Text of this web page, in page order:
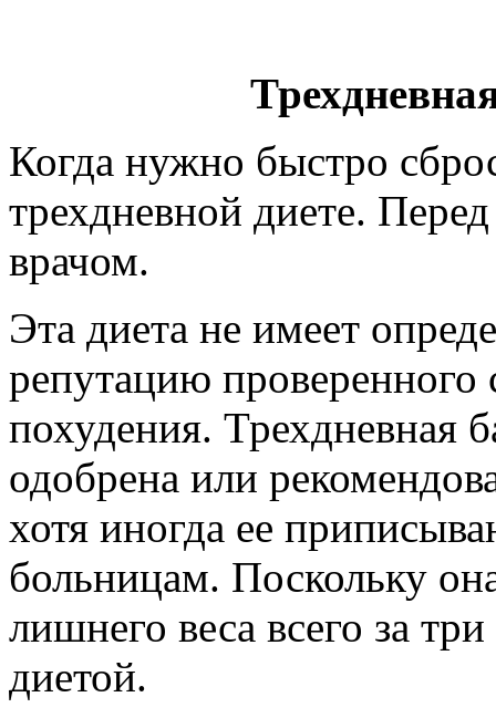
Когда нужно быстро
трехдневной диете.
врачом.
Эта диета не имеет
репутацию проверенного
похудения. Трехдневная
одобрена или
хотя иногда ее
больницам. Поскольку
лишнего веса всего за
диетой.